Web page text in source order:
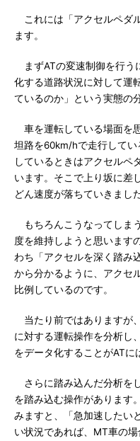
これには「アクセルペダ
ます。
まずATの変速制御を行う
化する道路状況に対して運
ているのか」という実態の
車を運転している場面を
坦路を60km/hで走行して
しているときはアクセルペ
います。そこで上り坂に差
どん速度が落ちていきました
もちろんこうなってしま
度を維持しようと思います
わち「アクセルを深く踏み
から分かるように、アクセ
比例しているのです。
当たり前ではありますが
に対する運転操作を分析し
をデータ化することがATに
さらに踏み込んだ分析を
を踏み込む操作があります
みますと、「急加速したい
い状況であれば、MT車の